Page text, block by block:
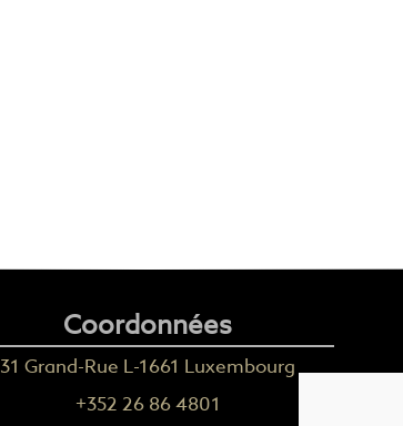
Coordonnées
31 Grand-Rue L-1661 Luxembourg
+352 26 86 4801